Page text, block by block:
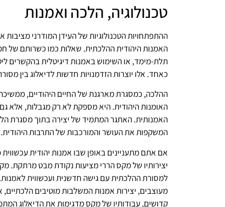
טכנולוגיה, הלכה ואמנות
ההתפתחויות הטכנולוגיות של העידן המודרני
האמנות היהודית ההלכתית. שאלות כמו כשרותם של
תלת-מימד, או השימוש באמנות דיגיטלית בהקשרים
כאחד. אלו יוצרות הזדמנויות חדשות לדיאלוג בין
ההלכה, כמסגרת מארגנת של החיים היהודיים,
האומנות היהודית. היא מספקת לא רק מגבלות, אלא
האמנותית. האתגר המתמיד של יצירה בתוך מסגרת
המשקפות את העושר והמורכבות של התרבות היהודית.
אם אתם מתעניינים באופן שבו אמנות יהודית
יצירותיו של מקס הררי מציעות נקודת מבט מרתקת.
למסורת ההלכתית עם גישה חדשנית ועכשווית
מעוצבים, יצירות אמנות המשלבות מוטיבים הלכתיים,
קדושים, עבודותיו של מקס מדגימות את הדיאלוג